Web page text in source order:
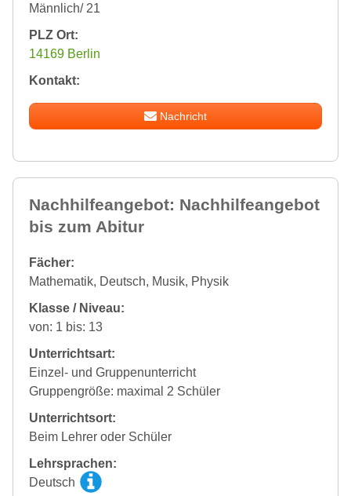
Männlich/ 21
PLZ Ort:
14169 Berlin
Kontakt:
Nachricht
Nachhilfeangebot: Nachhilfeangebot
bis zum Abitur
Fächer:
Mathematik, Deutsch, Musik, Physik
Klasse / Niveau:
von: 1 bis: 13
Unterrichtsart:
Einzel- und Gruppenunterricht
Gruppengröße: maximal 2 Schüler
Unterrichtsort:
Beim Lehrer oder Schüler
Lehrsprachen:
Deutsch